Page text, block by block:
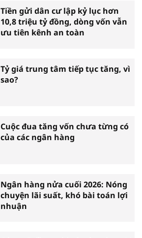
Tiền gửi dân cư lập kỷ lục hơn
10,8 triệu tỷ đồng, dòng vốn vẫn
ưu tiên kênh an toàn
Tỷ giá trung tâm tiếp tục tăng, vì
sao?
Cuộc đua tăng vốn chưa từng có
của các ngân hàng
Ngân hàng nửa cuối 2026: Nóng
chuyện lãi suất, khó bài toán lợi
nhuận